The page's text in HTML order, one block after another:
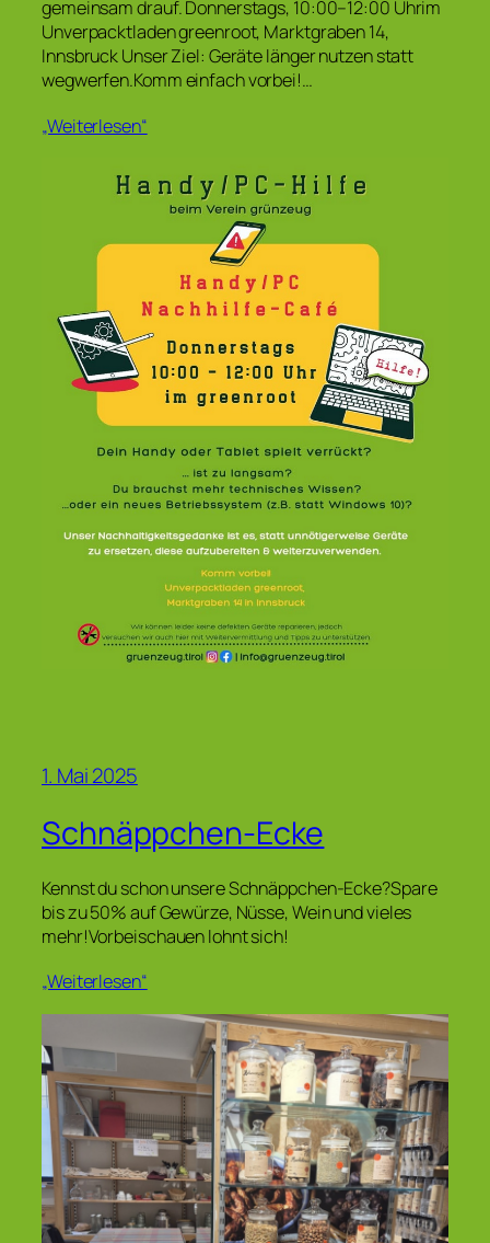
gemeinsam drauf. Donnerstags, 10:00–12:00 Uhrim
Unverpacktladen greenroot, Marktgraben 14,
Innsbruck Unser Ziel: Geräte länger nutzen statt
wegwerfen.Komm einfach vorbei!…
„Weiterlesen“
1. Mai 2025
Schnäppchen-Ecke
Kennst du schon unsere Schnäppchen-Ecke?Spare
bis zu 50% auf Gewürze, Nüsse, Wein und vieles
mehr!Vorbeischauen lohnt sich!
„Weiterlesen“